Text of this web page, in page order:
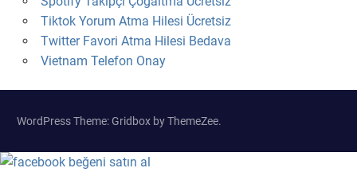
Tiktok Yorum Atma Hilesi Ücretsiz
Twitter Favori Atma Hilesi Bedava
Vietnam Telefon Onay
WordPress Theme: Gridbox by ThemeZee.